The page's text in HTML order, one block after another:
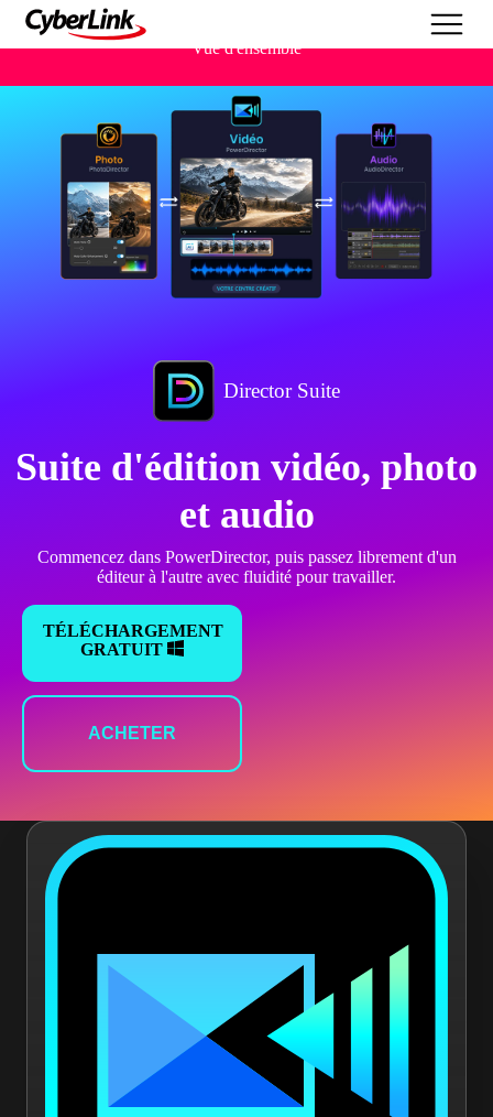
Vue d'ensemble
Director Suite
Suite d'édition vidéo, photo
et audio
Commencez dans PowerDirector, puis passez librement d'un
éditeur à l'autre avec fluidité pour travailler.
TÉLÉCHARGEMENT
GRATUIT
ACHETER